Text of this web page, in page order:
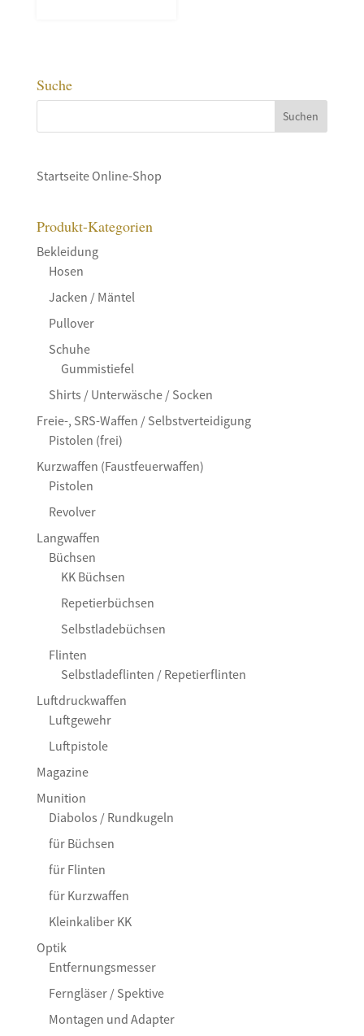
Suche
Startseite Online-Shop
Produkt-Kategorien
Bekleidung
Hosen
Jacken / Mäntel
Pullover
Schuhe
Gummistiefel
Shirts / Unterwäsche / Socken
Freie-, SRS-Waffen / Selbstverteidigung
Pistolen (frei)
Kurzwaffen (Faustfeuerwaffen)
Pistolen
Revolver
Langwaffen
Büchsen
KK Büchsen
Repetierbüchsen
Selbstladebüchsen
Flinten
Selbstladeflinten / Repetierflinten
Luftdruckwaffen
Luftgewehr
Luftpistole
Magazine
Munition
Diabolos / Rundkugeln
für Büchsen
für Flinten
für Kurzwaffen
Kleinkaliber KK
Optik
Entfernungsmesser
Ferngläser / Spektive
Montagen und Adapter